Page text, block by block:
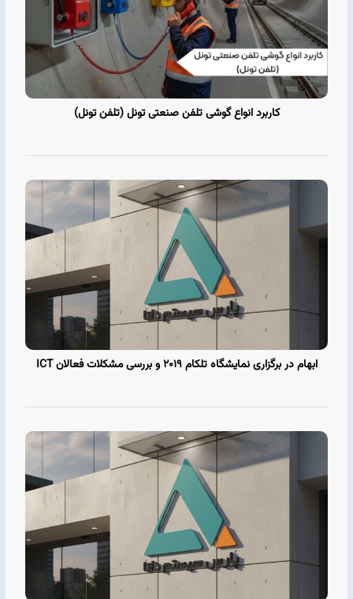
کاربرد انواع گوشی تلفن صنعتی تونل (تلفن تونل)
ابهام در برگزاری نمایشگاه تلکام 2019 و بررسی مشکلات فعالان ICT